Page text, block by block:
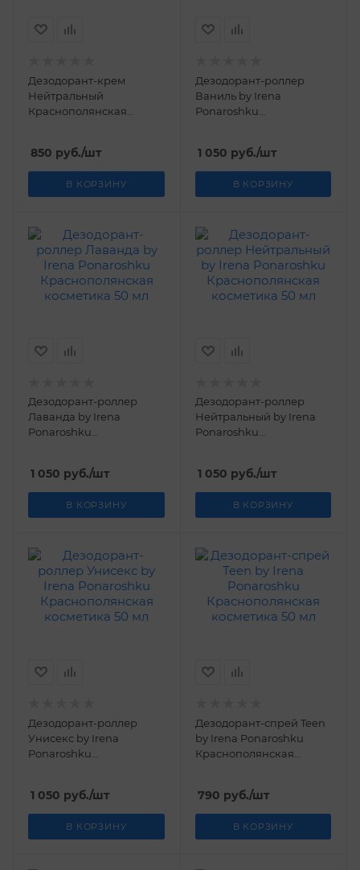
Дезодорант-крем
Нейтральный
Краснополянская
850 руб./шт
В КОРЗИНУ
Дезодорант-роллер
Ваниль by Irena
Ponaroshku
1 050 руб./шт
В КОРЗИНУ
Дезодорант-роллер
Лаванда by Irena
Ponaroshku
1 050 руб./шт
В КОРЗИНУ
Дезодорант-роллер
Нейтральный by Irena
Ponaroshku
1 050 руб./шт
В КОРЗИНУ
Дезодорант-роллер
Унисекс by Irena
Ponaroshku
1 050 руб./шт
В КОРЗИНУ
Дезодорант-спрей Teen
by Irena Ponaroshku
Краснополянская
790 руб./шт
В КОРЗИНУ